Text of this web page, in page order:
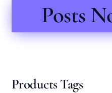
Posts
Products Tags